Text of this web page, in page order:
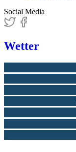
Social Media
Wetter